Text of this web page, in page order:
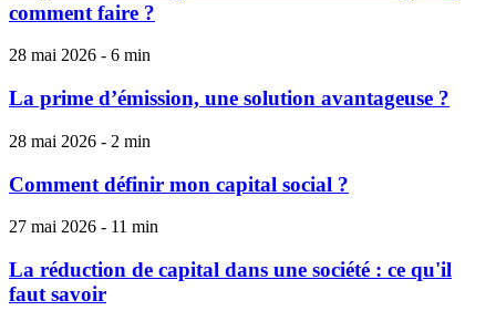
comment faire ?
28 mai 2026 - 6 min
La prime d’émission, une solution avantageuse ?
28 mai 2026 - 2 min
Comment définir mon capital social ?
27 mai 2026 - 11 min
La réduction de capital dans une société : ce qu'il
faut savoir